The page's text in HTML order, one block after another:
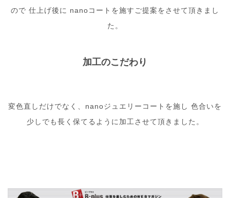
ので 仕上げ後に nanoコートを施すご提案をさせて頂きまし
た。
加工のこだわり
変色直しだけでなく、nanoジュエリーコートを施し 色合いを
少しでも長く保てるように加工させて頂きました。